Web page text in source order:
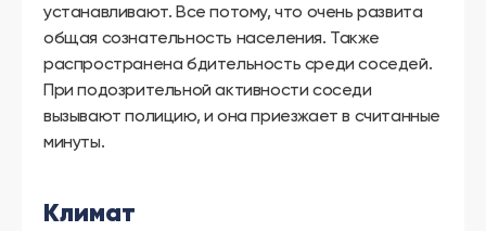
устанавливают. Все потому, что очень развита
общая сознательность населения. Также
распространена бдительность среди соседей.
При подозрительной активности соседи
вызывают полицию, и она приезжает в считанные
минуты.
Климат